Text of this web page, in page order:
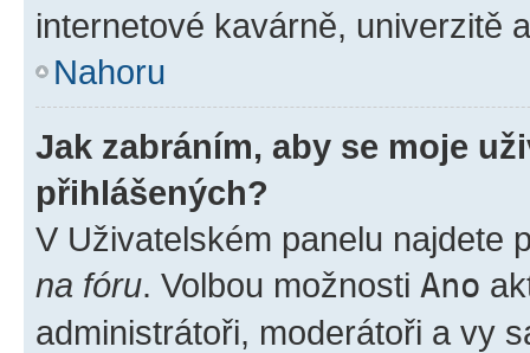
internetové kavárně, univerzitě
Nahoru
Jak zabráním, aby se moje
přihlášených?
V Uživatelském panelu najdete
na fóru. Volbou možnosti Ano
administrátoři, moderátoři a vy